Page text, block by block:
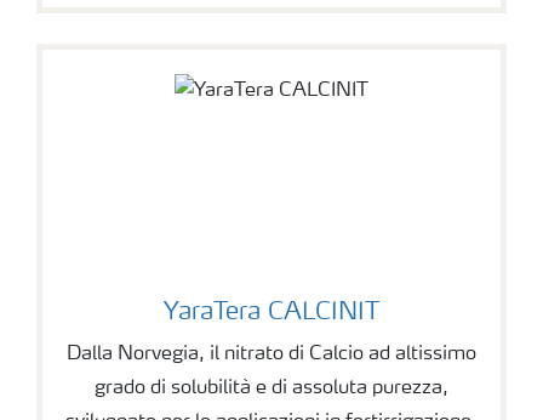
YaraTera CALCINIT
Dalla Norvegia, il nitrato di Calcio ad altissimo
grado di solubilità e di assoluta purezza,